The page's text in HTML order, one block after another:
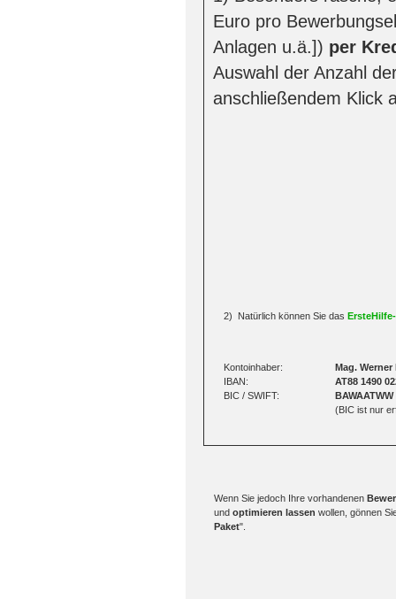
Euro pro
Anlagen u.ä.]) per
Auswahl der Anzahl
anschließendem Klick
2) Natürlich können Sie das
Kontoinhaber:
IBAN:
BIC / SWIFT:
Mag. Werner
AT88 1490
BAWAATWW
(BIC ist nur
Wenn Sie jedoch Ihre vorhandenen
und optimieren lassen wollen, gönnen
Paket".